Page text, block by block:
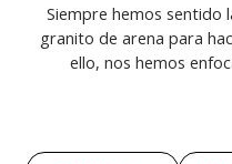
Siempre hemos sentido
granito de arena para
ello, nos hemos